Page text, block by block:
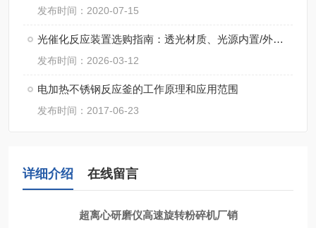
发布时间：2020-07-15
光催化反应装置选购指南：透光材质、光源内置/外置如何抉择？
发布时间：2026-03-12
电加热不锈钢反应釜的工作原理和应用范围
发布时间：2017-06-23
详细介绍 在线留言
超离心研磨仪高速旋转粉碎机厂销